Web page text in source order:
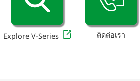
Explore V-Series ติดต่อเรา